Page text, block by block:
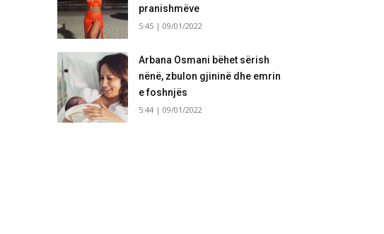
pranishmëve
5:45 | 09/01/2022
Arbana Osmani bëhet sërish
nënë, zbulon gjininë dhe emrin
e foshnjës
5:44 | 09/01/2022